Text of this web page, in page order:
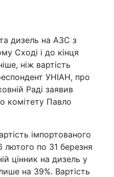
Політика
Інциденти
Туризм
дизель на АЗС з
Сході і до кінця
ніж вартість
УНІАН, про
Раді заявив
комітету Павло
імпортованого
лютого по 31 березня
цінник на дизель у
на 39%. Вартість